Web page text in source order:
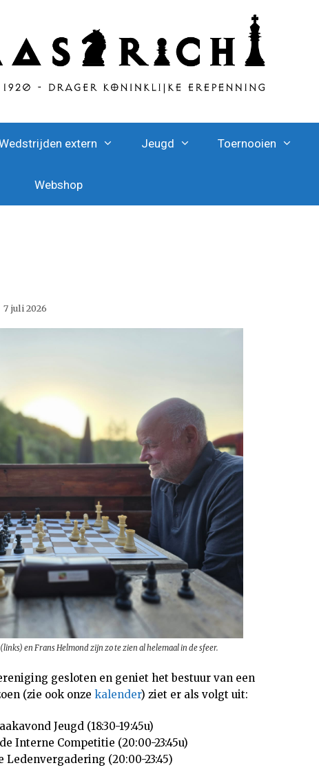
extern Jeugd Toernooien
Webshop
7 juli 2026
en Frans Helmond zijn zo te zien al helemaal in de sfeer.
gesloten en geniet het bestuur van een
(zie ook onze kalender) ziet er als volgt uit:
Jeugd (18:30-19:45u)
Interne Competitie (20:00-23:45u)
(20:00-23:45)